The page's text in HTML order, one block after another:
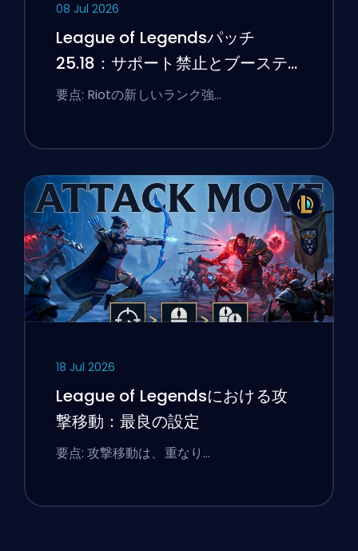
08 Jul 2026
League of Legendsパッチ
25.18：サポート禁止とブーステ
ィングのフラグ
要点: Riotの新しいランク強…
18 Jul 2026
League of Legendsにおける攻
撃移動：最良の設定
要点: 攻撃移動は、重なり…